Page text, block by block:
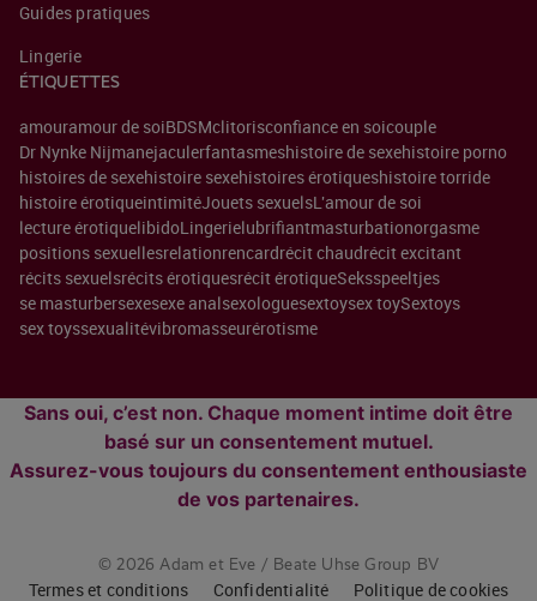
Guides pratiques
Lingerie
ÉTIQUETTES
amouramour de soiBDSMclitorisconfiance en soicouple
Dr Nynke Nijmanejaculerfantasmeshistoire de sexehistoire porno
histoires de sexehistoire sexehistoires érotiqueshistoire torride
histoire érotiqueintimitéJouets sexuelsL'amour de soi
lecture érotiquelibidoLingerielubrifiantmasturbationorgasme
positions sexuellesrelationrencardrécit chaudrécit excitant
récits sexuelsrécits érotiquesrécit érotiqueSeksspeeltjes
se masturbersexesexe analsexologuesextoysex toySextoys
sex toyssexualitévibromasseurérotisme
Sans oui, c’est non. Chaque moment intime doit être
basé sur un consentement mutuel.
Assurez-vous toujours du consentement enthousiaste
de vos partenaires.
© 2026 Adam et Eve / Beate Uhse Group BV
Termes et conditions Confidentialité Politique de cookies